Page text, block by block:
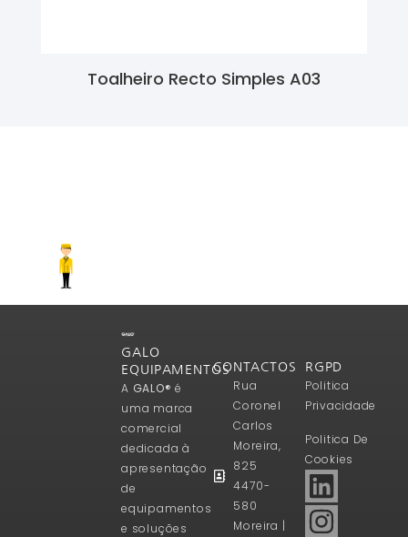
Toalheiro Recto Simples A03
GALO
EQUIPAMENTOS
A GALO® é
uma marca
comercial
dedicada à
apresentação
de
equipamentos
e soluções
CONTACTOS
Rua
Coronel
Carlos
Moreira,
825
4470-
580
Moreira |
RGPD
Politica
Privacidade
Politica De
Cookies